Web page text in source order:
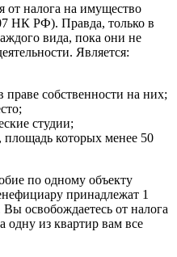
от налога на имущество
НК РФ). Правда, только в
вида, пока они не
Является:
собственности на них;
студии;
площадь которых менее 50
по одному объекту
принадлежат 1
освобождаетесь от налога
одну из квартир вам все